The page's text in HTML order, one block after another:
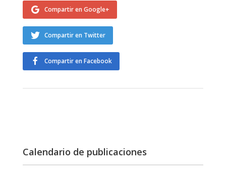
Compartir en Google+
Compartir en Twitter
Compartir en Facebook
Calendario de publicaciones